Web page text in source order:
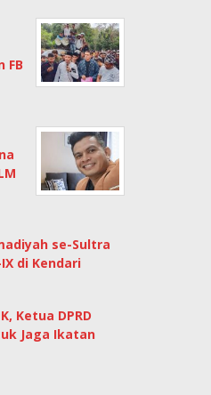
FB
se-Sultra
di Kendari
Ketua DPRD
Jaga Ikatan